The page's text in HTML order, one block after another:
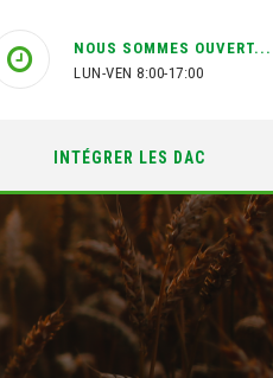
NOUS SOMMES OUVERT...
LUN-VEN 8:00-17:00
INTÉGRER LES DAC